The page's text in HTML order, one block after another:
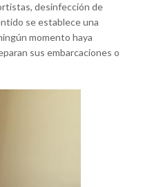
desinfección de
se establece una
momento haya
sus embarcaciones o